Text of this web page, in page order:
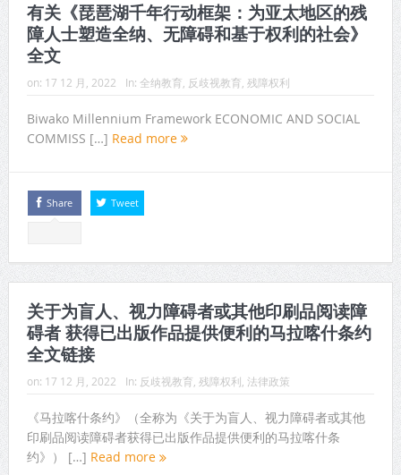
有关《琵琶湖千年行动框架：为亚太地区的残
障人士塑造全纳、无障碍和基于权利的社会》
全文
on: 17 12 月, 2022 In: 全纳教育 反歧视教育 残障权利
Biwako Millennium Framework ECONOMIC AND SOCIAL
COMMISS […] Read more
Share Tweet
关于为盲人、视力障碍者或其他印刷品阅读障
碍者 获得已出版作品提供便利的马拉喀什条约
全文链接
on: 17 12 月, 2022 In: 反歧视教育, 残障权利, 法律政策
《马拉喀什条约》（全称为《关于为盲人、视力障碍者或其他
印刷品阅读障碍者获得已出版作品提供便利的马拉喀什条
约》） […] Read more